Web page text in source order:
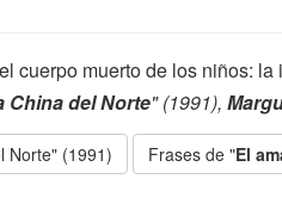
cuerpo muerto de los niños:
China del Norte" (1991),
Norte" (1991) Frases de "El